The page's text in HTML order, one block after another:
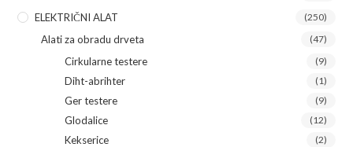
ELEKTRIČNI ALAT (250)
Alati za obradu drveta (47)
Cirkularne testere (9)
Diht-abrihter (1)
Ger testere (9)
Glodalice (12)
Kekserice (2)